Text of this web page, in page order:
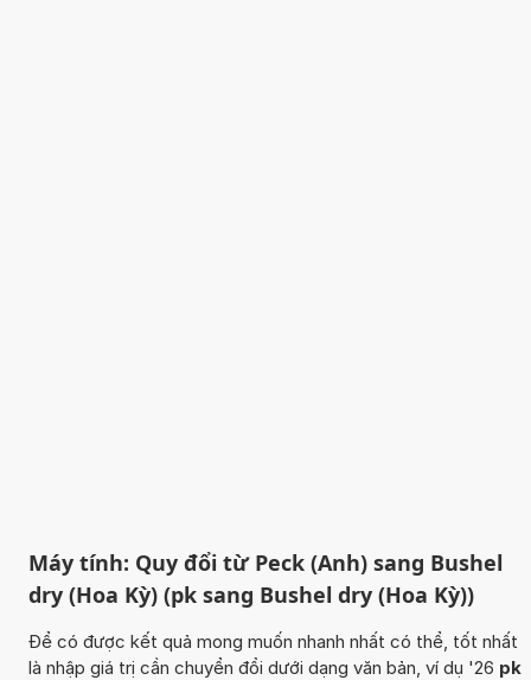
Máy tính: Quy đổi từ Peck (Anh) sang Bushel
dry (Hoa Kỳ) (pk sang Bushel dry (Hoa Kỳ))
Để có được kết quả mong muốn nhanh nhất có thể, tốt nhất
là nhập giá trị cần chuyển đổi dưới dạng văn bản, ví dụ '26 pk